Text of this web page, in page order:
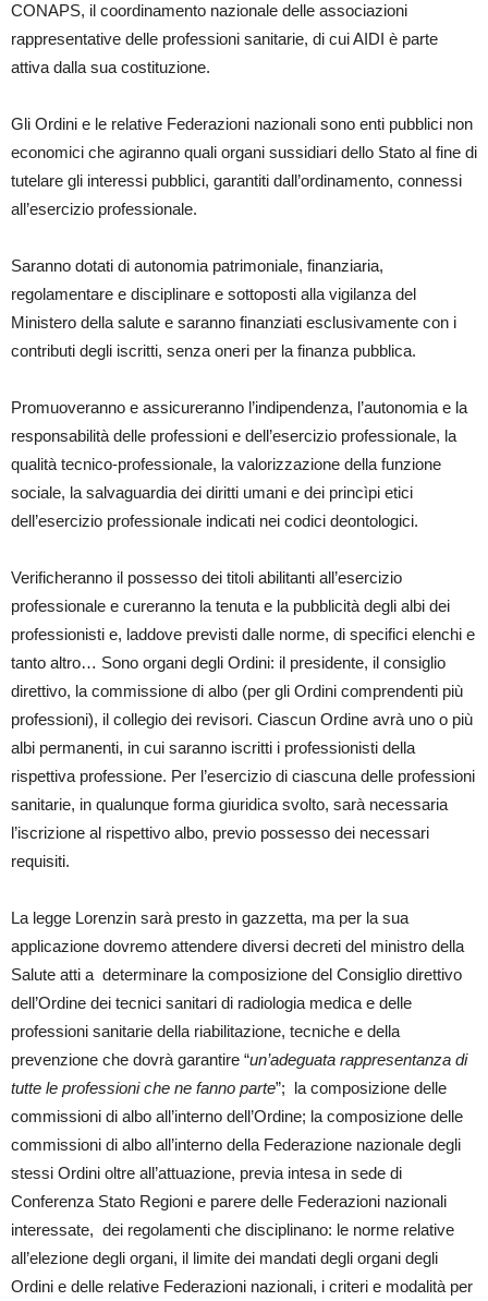
CONAPS, il coordinamento nazionale delle associazioni
rappresentative delle professioni sanitarie, di cui AIDI è parte
attiva dalla sua costituzione.
Gli Ordini e le relative Federazioni nazionali sono enti pubblici non
economici che agiranno quali organi sussidiari dello Stato al fine di
tutelare gli interessi pubblici, garantiti dall’ordinamento, connessi
all’esercizio professionale.
Saranno dotati di autonomia patrimoniale, finanziaria,
regolamentare e disciplinare e sottoposti alla vigilanza del
Ministero della salute e saranno finanziati esclusivamente con i
contributi degli iscritti, senza oneri per la finanza pubblica.
Promuoveranno e assicureranno l’indipendenza, l’autonomia e la
responsabilità delle professioni e dell’esercizio professionale, la
qualità tecnico-professionale, la valorizzazione della funzione
sociale, la salvaguardia dei diritti umani e dei princìpi etici
dell’esercizio professionale indicati nei codici deontologici.
Verificheranno il possesso dei titoli abilitanti all’esercizio
professionale e cureranno la tenuta e la pubblicità degli albi dei
professionisti e, laddove previsti dalle norme, di specifici elenchi e
tanto altro… Sono organi degli Ordini: il presidente, il consiglio
direttivo, la commissione di albo (per gli Ordini comprendenti più
professioni), il collegio dei revisori. Ciascun Ordine avrà uno o più
albi permanenti, in cui saranno iscritti i professionisti della
rispettiva professione. Per l’esercizio di ciascuna delle professioni
sanitarie, in qualunque forma giuridica svolto, sarà necessaria
l’iscrizione al rispettivo albo, previo possesso dei necessari
requisiti.
La legge Lorenzin sarà presto in gazzetta, ma per la sua
applicazione dovremo attendere diversi decreti del ministro della
Salute atti a determinare la composizione del Consiglio direttivo
dell’Ordine dei tecnici sanitari di radiologia medica e delle
professioni sanitarie della riabilitazione, tecniche e della
prevenzione che dovrà garantire “un’adeguata rappresentanza di
tutte le professioni che ne fanno parte”; la composizione delle
commissioni di albo all’interno dell’Ordine; la composizione delle
commissioni di albo all’interno della Federazione nazionale degli
stessi Ordini oltre all’attuazione, previa intesa in sede di
Conferenza Stato Regioni e parere delle Federazioni nazionali
interessate, dei regolamenti che disciplinano: le norme relative
all’elezione degli organi, il limite dei mandati degli organi degli
Ordini e delle relative Federazioni nazionali, i criteri e modalità per